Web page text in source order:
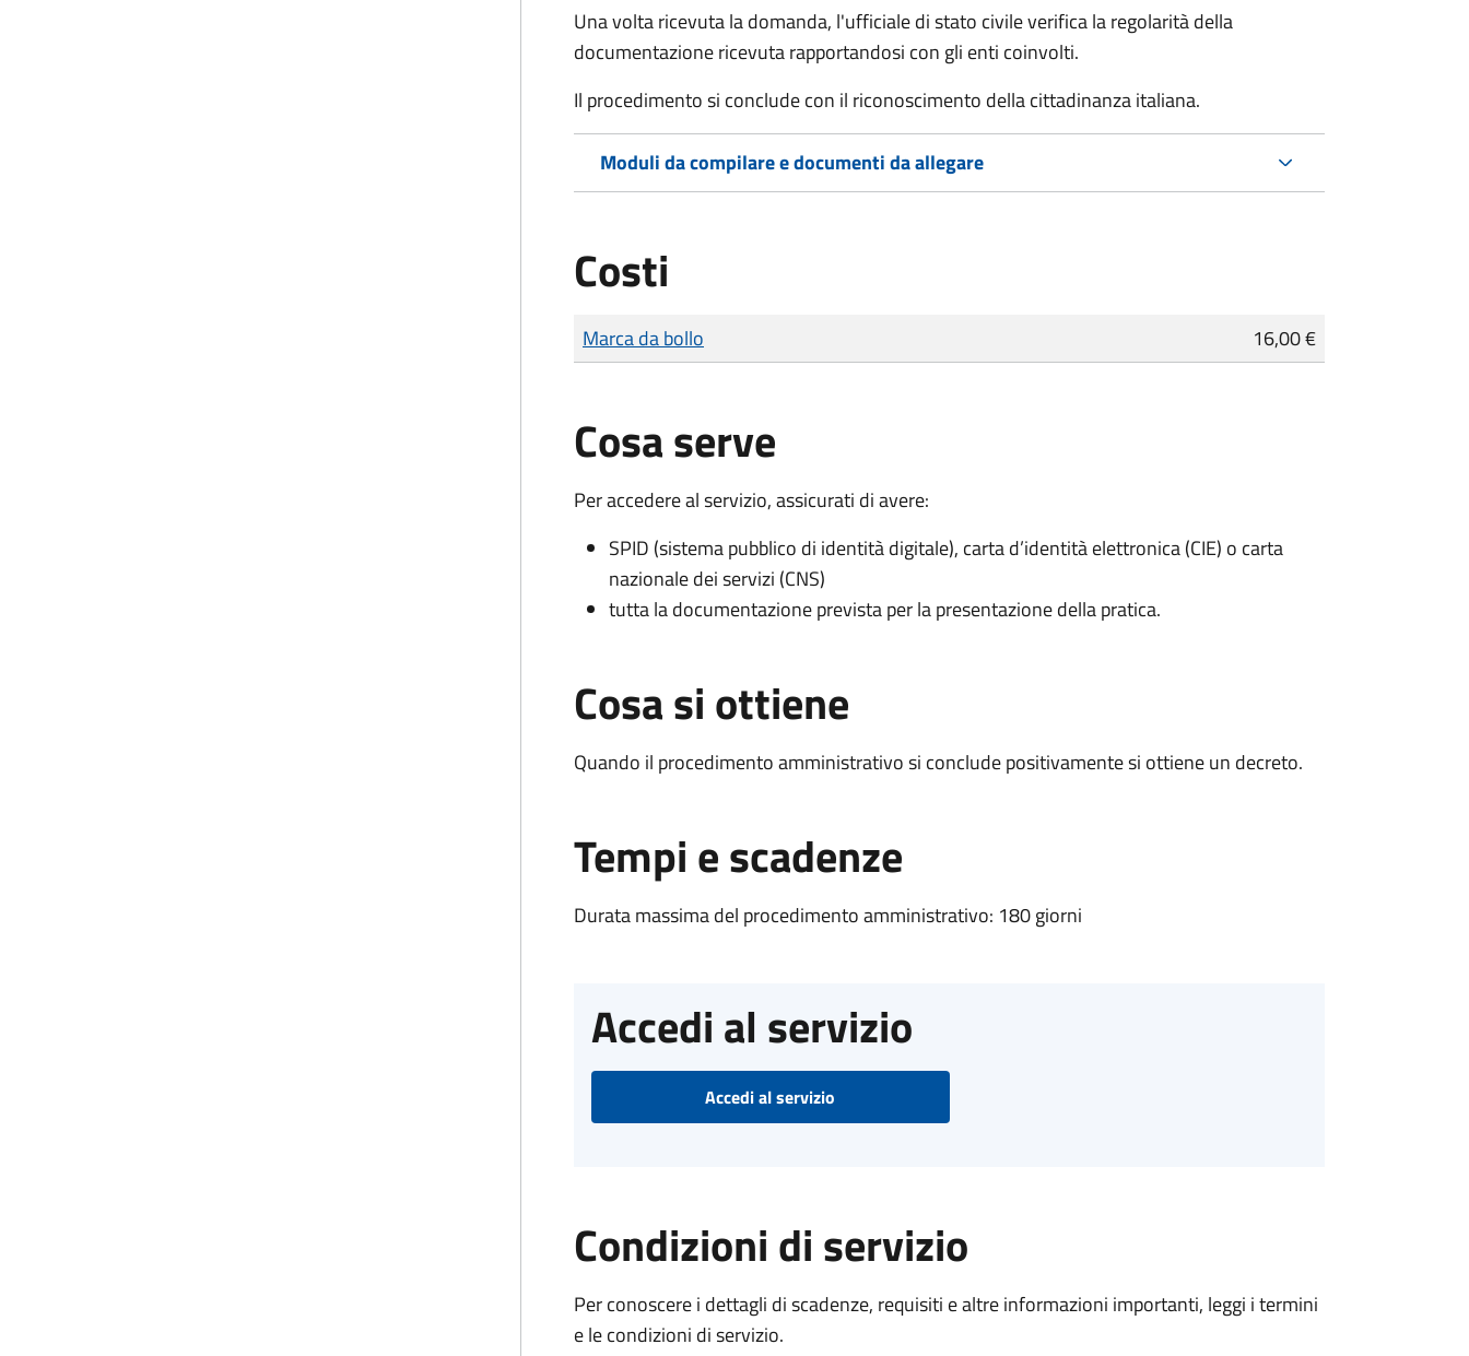
Una volta ricevuta la domanda, l'ufficiale di stato civile verifica la regolarità della
documentazione ricevuta rapportandosi con gli enti coinvolti.
Il procedimento si conclude con il riconoscimento della cittadinanza italiana.
Moduli da compilare e documenti da allegare
Costi
Tipo di pagamento
Importo
Marca da bollo 16,00 €
Cosa serve
Per accedere al servizio, assicurati di avere:
SPID (sistema pubblico di identità digitale), carta d’identità elettronica (CIE) o carta
nazionale dei servizi (CNS)
tutta la documentazione prevista per la presentazione della pratica.
Cosa si ottiene
Quando il procedimento amministrativo si conclude positivamente si ottiene un decreto.
Tempi e scadenze
Durata massima del procedimento amministrativo: 180 giorni
Accedi al servizio
Accedi al servizio
Condizioni di servizio
Per conoscere i dettagli di scadenze, requisiti e altre informazioni importanti, leggi i termini
e le condizioni di servizio.